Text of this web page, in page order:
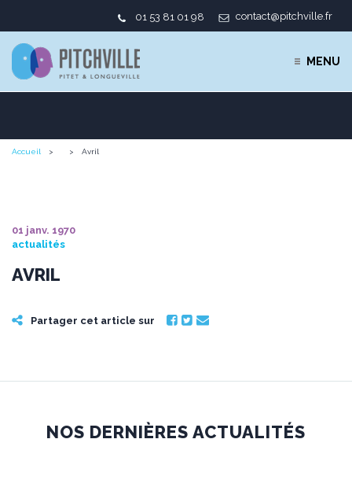
01 53 81 01 98 contact@pitchville.fr
MENU
Accueil Avril
01 janv. 1970
actualités
AVRIL
Partager cet article sur
NOS DERNIÈRES ACTUALITÉS